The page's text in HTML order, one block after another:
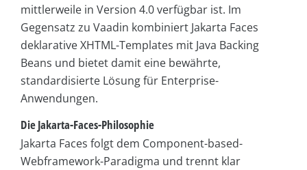
mittlerweile in Version 4.0 verfügbar ist. Im
Gegensatz zu Vaadin kombiniert Jakarta Faces
deklarative XHTML-Templates mit Java Backing
Beans und bietet damit eine bewährte,
standardisierte Lösung für Enterprise-
Anwendungen.
Die Jakarta-Faces-Philosophie
Jakarta Faces folgt dem Component-based-
Webframework-Paradigma und trennt klar